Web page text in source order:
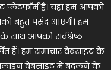
है। यहां हम आपको
बहुत पसंद आएगी। हम
साथ आपको सर्वश्रेष्ठ
हैं। हम समाचार वेबसाइट के
वेबसाइट में बदलने के